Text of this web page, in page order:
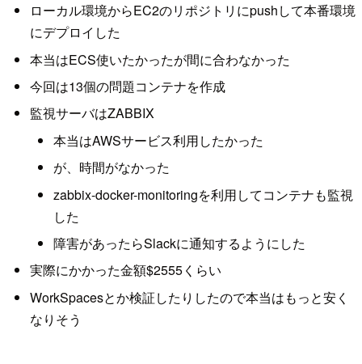
ローカル環境からEC2のリポジトリにpushして本番環境
にデプロイした
本当はECS使いたかったが間に合わなかった
今回は13個の問題コンテナを作成
監視サーバはZABBIX
本当はAWSサービス利用したかった
が、時間がなかった
zabbix-docker-monitoringを利用してコンテナも監視
した
障害があったらSlackに通知するようにした
実際にかかった金額$2555くらい
WorkSpacesとか検証したりしたので本当はもっと安く
なりそう